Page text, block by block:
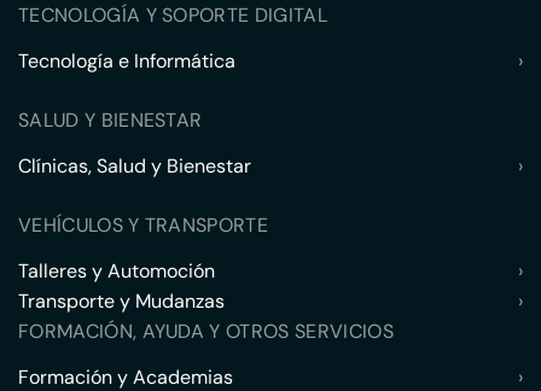
TECNOLOGÍA Y SOPORTE DIGITAL
Tecnología e Informática
›
SALUD Y BIENESTAR
Clínicas, Salud y Bienestar
›
VEHÍCULOS Y TRANSPORTE
Talleres y Automoción
›
Transporte y Mudanzas
›
FORMACIÓN, AYUDA Y OTROS SERVICIOS
Formación y Academias
›